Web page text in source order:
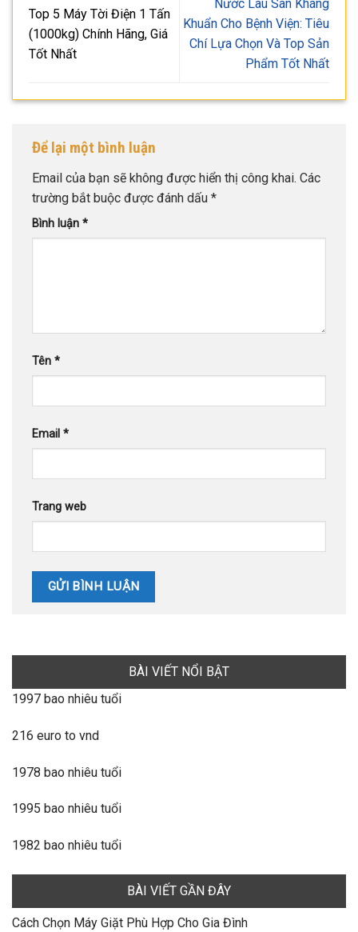
Top 5 Máy Tời Điện 1 Tấn
(1000kg) Chính Hãng, Giá
Tốt Nhất
Nước Lau Sàn Kháng
Khuẩn Cho Bệnh Viện: Tiêu
Chí Lựa Chọn Và Top Sản
Phẩm Tốt Nhất
Để lại một bình luận
Email của bạn sẽ không được hiển thị công khai. Các
trường bắt buộc được đánh dấu *
Bình luận *
Tên *
Email *
Trang web
BÀI VIẾT NỔI BẬT
1997 bao nhiêu tuổi
216 euro to vnd
1978 bao nhiêu tuổi
1995 bao nhiêu tuổi
1982 bao nhiêu tuổi
BÀI VIẾT GẦN ĐÂY
Cách Chọn Máy Giặt Phù Hợp Cho Gia Đình